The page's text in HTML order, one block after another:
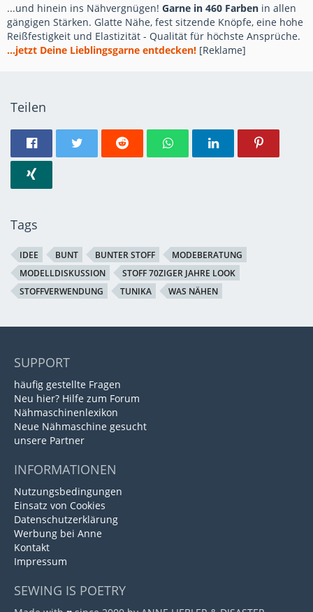
...und hinein ins Nähvergnügen! Garne in 460 Farben in allen
gängigen Stärken. Glatte Nähe, fest sitzende Knöpfe, eine hohe
Reißfestigkeit und Elastizität - Qualität für höchste Ansprüche.
...jetzt Deine Lieblingsgarne entdecken! [Reklame]
Teilen
Tags
IDEE BUNT BUNTER STOFF
MODEBERATUNG
MODELLDISKUSSION
STOFF 70ZIGER JAHRE LOOK
STOFFVERWENDUNG
TUNIKA WAS NÄHEN
SUPPORT
häufig gestellte Fragen
Neu hier? Hilfe zum Forum
Nähmaschinenlexikon
Neue Nähmaschine gesucht
unsere Partner
INFORMATIONEN
Nutzungsbedingungen
Einsatz von Cookies
Datenschutzerklärung
Werbung bei Anne
Kontakt
Impressum
SEWING IS POETRY